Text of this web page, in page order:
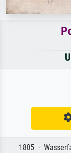
1805 ·